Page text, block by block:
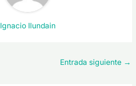
Ignacio Ilundain
Entrada siguiente →